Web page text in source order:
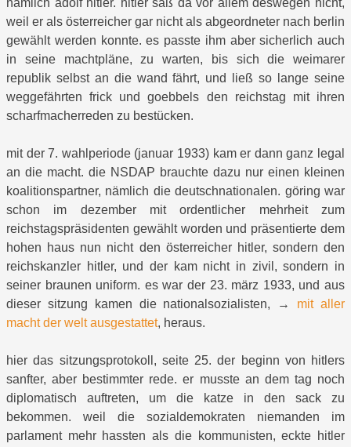
nämlich adolf hitler. hitler saß da vor allem deswegen nicht,
weil er als österreicher gar nicht als abgeordneter nach berlin
gewählt werden konnte. es passte ihm aber sicherlich auch
in seine machtpläne, zu warten, bis sich die weimarer
republik selbst an die wand fährt, und ließ so lange seine
weggefährten frick und goebbels den reichstag mit ihren
scharfmacherreden zu bestücken.
mit der 7. wahlperiode (januar 1933) kam er dann ganz legal
an die macht. die NSDAP brauchte dazu nur einen kleinen
koalitionspartner, nämlich die deutschnationalen. göring war
schon im dezember mit ordentlicher mehrheit zum
reichstagspräsidenten gewählt worden und präsentierte dem
hohen haus nun nicht den österreicher hitler, sondern den
reichskanzler hitler, und der kam nicht in zivil, sondern in
seiner braunen uniform. es war der 23. märz 1933, und aus
dieser sitzung kamen die nationalsozialisten, → mit aller
macht der welt ausgestattet, heraus.
hier das sitzungsprotokoll, seite 25. der beginn von hitlers
sanfter, aber bestimmter rede. er musste an dem tag noch
diplomatisch auftreten, um die katze in den sack zu
bekommen. weil die sozialdemokraten niemanden im
parlament mehr hassten als die kommunisten, eckte hitler